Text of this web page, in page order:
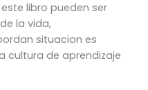
libro pueden ser
la vida,
situacion es
cultura de aprendizaje